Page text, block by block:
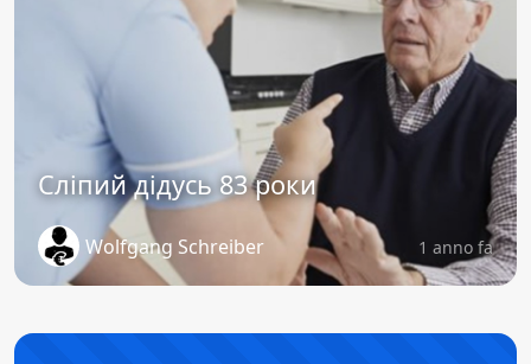
Сліпий дідусь 83 роки
Wolfgang Schreiber 1 anno fa